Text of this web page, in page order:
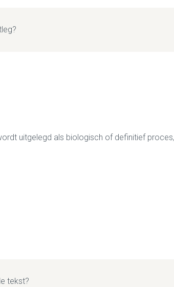
uitgelegd als biologisch of definitief
tekst?